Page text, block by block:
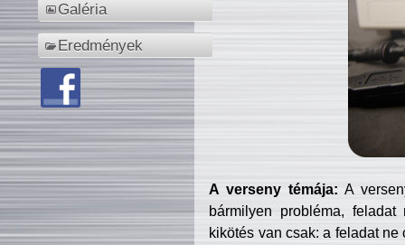
Galéria
Eredmények
A verseny témája: A
bármilyen probléma, feladat
kikötés van csak: a feladat